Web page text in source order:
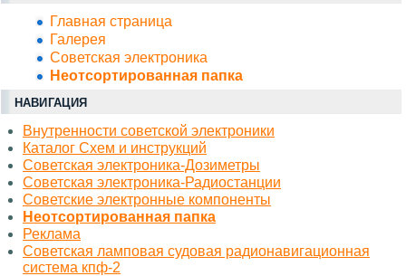
Главная страница
Галерея
Советская электроника
Неотсортированная папка
НАВИГАЦИЯ
Внутренности советской электроники
Каталог Схем и инструкций
Советская электроника-Дозиметры
Советская электроника-Радиостанции
Советские электронные компоненты
Неотсортированная папка
Реклама
Советская ламповая судовая радионавигационная
система кпф-2